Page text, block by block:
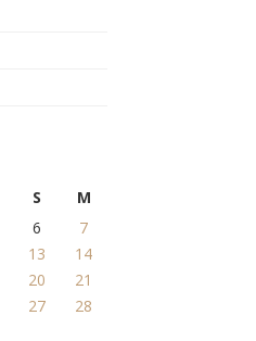
S
M
6
7
13
14
20
21
27
28